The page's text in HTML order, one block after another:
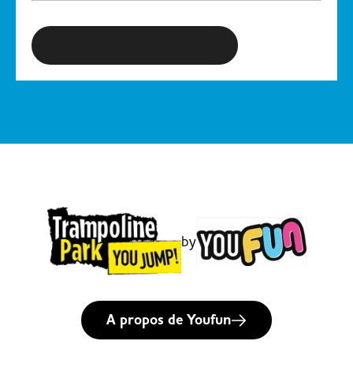
débriefing s’entrecouperont
avec des phases de détente
by
A propos de Youfun